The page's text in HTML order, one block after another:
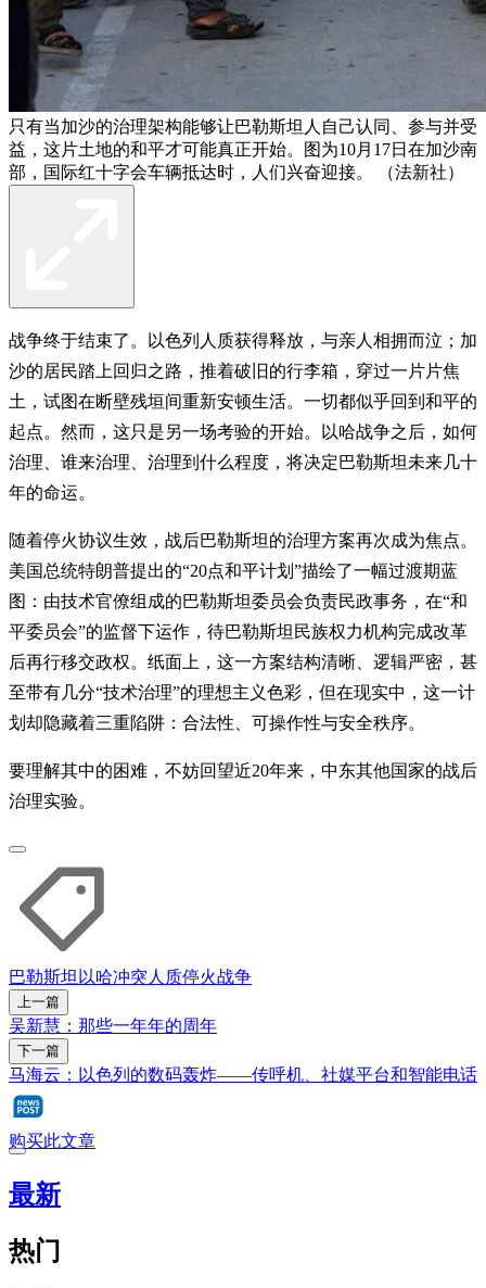
只有当加沙的治理架构能够让巴勒斯坦人自己认同、参与并受
益，这片土地的和平才可能真正开始。图为10月17日在加沙南
部，国际红十字会车辆抵达时，人们兴奋迎接。 （法新社）
战争终于结束了。以色列人质获得释放，与亲人相拥而泣；加
沙的居民踏上回归之路，推着破旧的行李箱，穿过一片片焦
土，试图在断壁残垣间重新安顿生活。一切都似乎回到和平的
起点。然而，这只是另一场考验的开始。以哈战争之后，如何
治理、谁来治理、治理到什么程度，将决定巴勒斯坦未来几十
年的命运。
随着停火协议生效，战后巴勒斯坦的治理方案再次成为焦点。
美国总统特朗普提出的“20点和平计划”描绘了一幅过渡期蓝
图：由技术官僚组成的巴勒斯坦委员会负责民政事务，在“和
平委员会”的监督下运作，待巴勒斯坦民族权力机构完成改革
后再行移交政权。纸面上，这一方案结构清晰、逻辑严密，甚
至带有几分“技术治理”的理想主义色彩，但在现实中，这一计
划却隐藏着三重陷阱：合法性、可操作性与安全秩序。
要理解其中的困难，不妨回望近20年来，中东其他国家的战后
治理实验。
巴勒斯坦 以哈冲突 人质停火战争
上一篇
吴新慧：那些一年年的周年
下一篇
马海云：以色列的数码轰炸——传呼机、社媒平台和智能电话
购买此文章
最新
热门